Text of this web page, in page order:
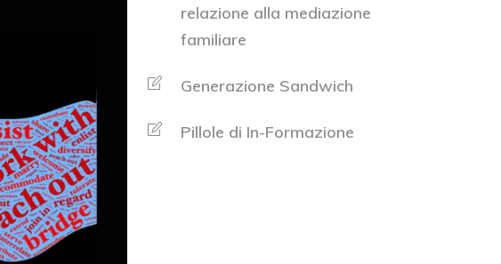
relazione alla mediazione
familiare
Generazione Sandwich
Pillole di In-Formazione